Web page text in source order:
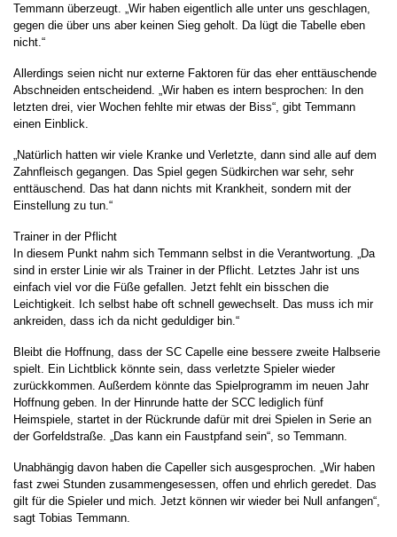
Temmann überzeugt. „Wir haben eigentlich alle unter uns geschlagen,
gegen die über uns aber keinen Sieg geholt. Da lügt die Tabelle eben
nicht.“
Allerdings seien nicht nur externe Faktoren für das eher enttäuschende
Abschneiden entscheidend. „Wir haben es intern besprochen: In den
letzten drei, vier Wochen fehlte mir etwas der Biss“, gibt Temmann
einen Einblick.
„Natürlich hatten wir viele Kranke und Verletzte, dann sind alle auf dem
Zahnfleisch gegangen. Das Spiel gegen Südkirchen war sehr, sehr
enttäuschend. Das hat dann nichts mit Krankheit, sondern mit der
Einstellung zu tun.“
Trainer in der Pflicht
In diesem Punkt nahm sich Temmann selbst in die Verantwortung. „Da
sind in erster Linie wir als Trainer in der Pflicht. Letztes Jahr ist uns
einfach viel vor die Füße gefallen. Jetzt fehlt ein bisschen die
Leichtigkeit. Ich selbst habe oft schnell gewechselt. Das muss ich mir
ankreiden, dass ich da nicht geduldiger bin.“
Bleibt die Hoffnung, dass der SC Capelle eine bessere zweite Halbserie
spielt. Ein Lichtblick könnte sein, dass verletzte Spieler wieder
zurückkommen. Außerdem könnte das Spielprogramm im neuen Jahr
Hoffnung geben. In der Hinrunde hatte der SCC lediglich fünf
Heimspiele, startet in der Rückrunde dafür mit drei Spielen in Serie an
der Gorfeldstraße. „Das kann ein Faustpfand sein“, so Temmann.
Unabhängig davon haben die Capeller sich ausgesprochen. „Wir haben
fast zwei Stunden zusammengesessen, offen und ehrlich geredet. Das
gilt für die Spieler und mich. Jetzt können wir wieder bei Null anfangen“,
sagt Tobias Temmann.